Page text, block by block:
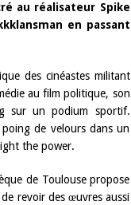
au réalisateur Spike
en passant
des cinéastes militant
au film politique, son
sur un podium sportif.
poing de velours dans un
the power.
de Toulouse propose
revoir des œuvres aussi